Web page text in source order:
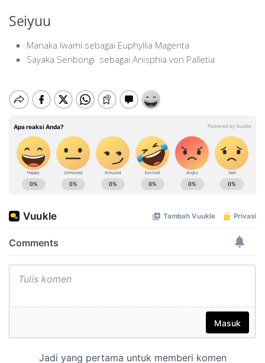
Seiyuu
Manaka Iwami sebagai Euphyllia Magenta
Sayaka Senbongi sebagai Anisphia von Palletia